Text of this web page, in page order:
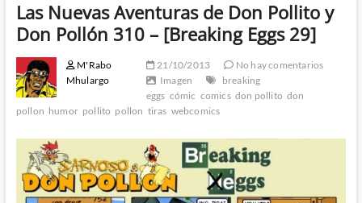
Las Nuevas Aventuras de Don Pollito y
Don Pollón 310 – [Breaking Eggs 29]
M'Rabo
Mhulargo
21/10/2013
No hay comentarios
Imagen
breaking
eggs cómic comics don pollito don
pollon humor pollito pollon tiras webcomics